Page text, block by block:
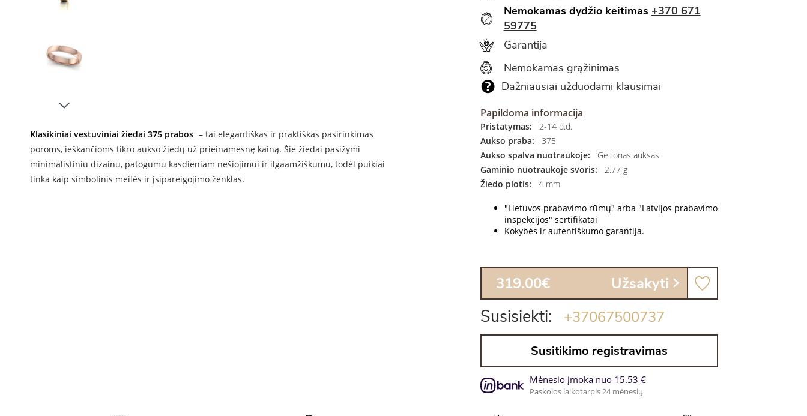
Klasikiniai vestuviniai žiedai 375 prabos – tai elegantiškas ir praktiškas pasirinkimas
poroms, ieškančioms tikro aukso žiedų už prieinamesnę kainą. Šie žiedai pasižymi
minimalistiniu dizainu, patogumu kasdieniam nešiojimui ir ilgaamžiškumu, todėl puikiai
tinka kaip simbolinis meilės ir įsipareigojimo ženklas.
Nemokamas dydžio keitimas +370 671
59775
Garantija
Nemokamas grąžinimas
Dažniausiai užduodami klausimai
Papildoma informacija
Pristatymas:
2-14 d.d.
Aukso praba:
375
Aukso spalva nuotraukoje:
Geltonas auksas
Gaminio nuotraukoje svoris:
2.77 g
Žiedo plotis:
4 mm
"Lietuvos prabavimo rūmų" arba "Latvijos prabavimo
inspekcijos" sertifikatai
Kokybės ir autentiškumo garantija.
319.00€ Užsakyti
Susisiekti: +37067500737
Susitikimo registravimas
Mėnesio įmoka nuo 15.53 €
Paskolos laikotarpis 24 mėnesių